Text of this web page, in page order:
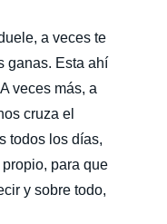
a veces te
ganas. Esta ahí
veces más, a
cruza el
todos los días,
para que
y sobre todo,